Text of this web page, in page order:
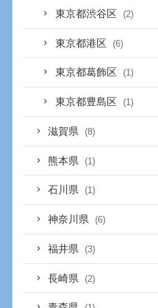
東京都渋谷区 (2)
東京都港区 (6)
東京都葛飾区 (1)
東京都豊島区 (1)
滋賀県 (8)
熊本県 (1)
石川県 (1)
神奈川県 (6)
福井県 (3)
長崎県 (2)